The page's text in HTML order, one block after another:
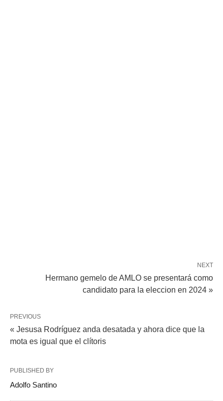
NEXT
Hermano gemelo de AMLO se presentará como
candidato para la eleccion en 2024 »
PREVIOUS
« Jesusa Rodríguez anda desatada y ahora dice que la
mota es igual que el clítoris
PUBLISHED BY
Adolfo Santino